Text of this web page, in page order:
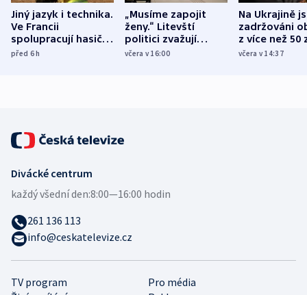
Jiný jazyk i technika.
Ve Francii
spolupracují hasiči z
různých zemí
před 6h
„Musíme zapojit
ženy.“ Litevští
politici zvažují
dohodu o
včera v 16:00
Na Ukrajině
zadržováni
z více než 50
Bojovali na
včera v 14:37
TV program
Pro média
Divácké centrum
každý všední den:8:00—16:00 hodin
261 136 113
info@ceskatelevize.cz